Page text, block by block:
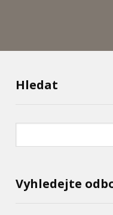
Hledat
Vyhledejte